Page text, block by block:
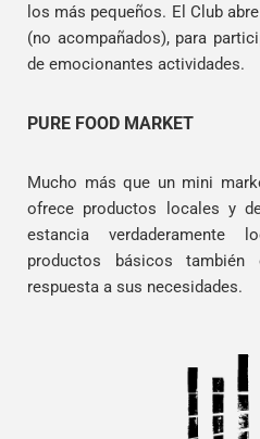
los más pequeños. El Club
(no acompañados), para
de emocionantes actividades.
PURE FOOD MARKET
Mucho más que un mini
ofrece productos locales y
estancia verdaderamente
productos básicos
respuesta a sus necesidades.